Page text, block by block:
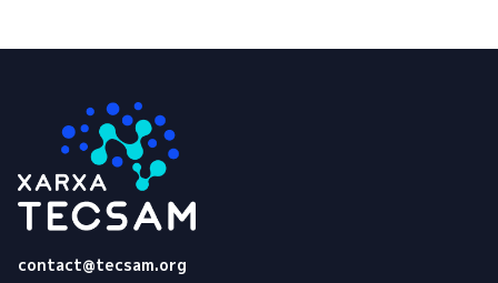
contact@tecsam.org